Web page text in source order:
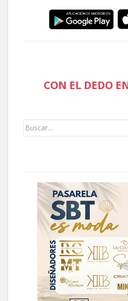
CON EL DEDO
Buscar: